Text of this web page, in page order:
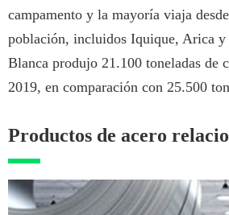
campamento y la mayoría viaja
población, incluidos Iquique, Arica y
Blanca produjo 21.100 toneladas de
2019, en comparación con 25.500
Productos de acero